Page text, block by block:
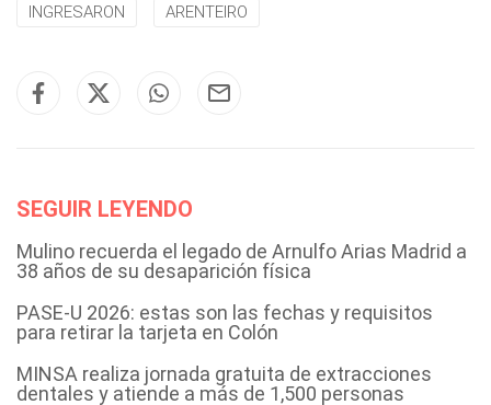
INGRESARON ARENTEIRO
SEGUIR LEYENDO
Mulino recuerda el legado de Arnulfo Arias Madrid a
38 años de su desaparición física
PASE-U 2026: estas son las fechas y requisitos
para retirar la tarjeta en Colón
MINSA realiza jornada gratuita de extracciones
dentales y atiende a más de 1,500 personas